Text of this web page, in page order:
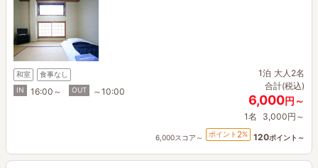
和室
食事なし
IN
16:00～ OUT ～10:00
1泊 大人2名
合計(税込)
6,000円～
1名 3,000円～
6,000スコア～ ポイント 2% 120ポイント～